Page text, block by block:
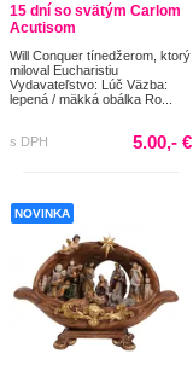
15 dní so svätým Carlom
Acutisom
Will Conquer tínedžerom, ktorý
miloval Eucharistiu
Vydavateľstvo: Lúč Väzba:
lepená / mäkká obálka Ro...
s DPH 5.00,- €
NOVINKA